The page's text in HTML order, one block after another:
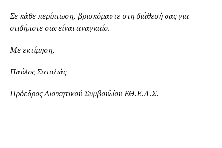
Σε κάθε περίπτωση, βρισκόμαστε στη διάθεσή σας για
οτιδήποτε σας είναι αναγκαίο.
Με εκτίμηση,
Παύλος Σατολιάς
Πρόεδρος Διοικητικού Συμβουλίου ΕΘ.Ε.Α.Σ.